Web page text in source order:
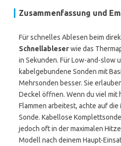
Zusammenfassung und
Für schnelles Ablesen beim
Schnellableserwie das
in Sekunden. Für Low-and-slow
kabelgebundene Sonden mit
Mehrsonden besser. Sie
Deckel öffnen. Wenn du viel mit
Flammen arbeitest, achte auf die
Sonde. Kabellose
jedoch oft in der maximalen
Modell nach deinem Haupt-